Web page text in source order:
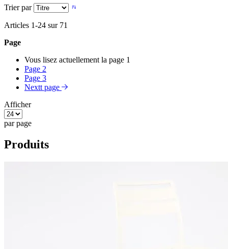
Trier par
Articles 1-24 sur 71
Page
Vous lisez actuellement la page 1
Page 2
Page 3
Nextt page
Afficher
par page
Produits